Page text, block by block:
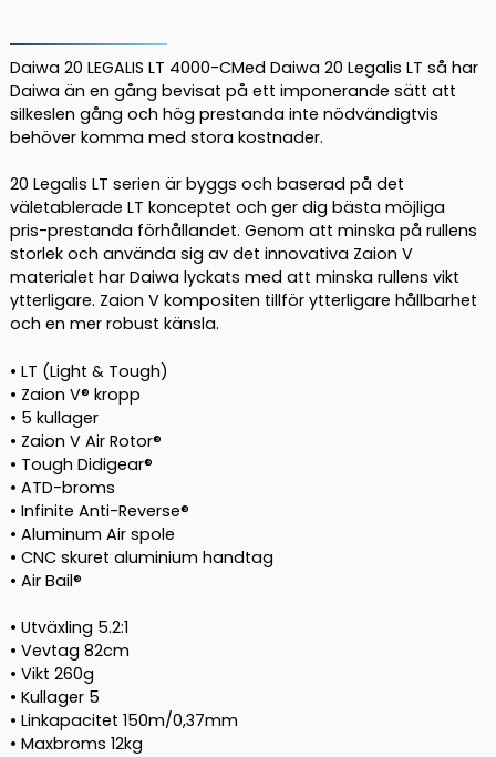
4000C
mängd
Daiwa 20 LEGALIS LT 4000-CMed Daiwa 20 Legalis LT så har
Daiwa än en gång bevisat på ett imponerande sätt att
silkeslen gång och hög prestanda inte nödvändigtvis
behöver komma med stora kostnader.
20 Legalis LT serien är byggs och baserad på det
väletablerade LT konceptet och ger dig bästa möjliga
pris-prestanda förhållandet. Genom att minska på rullens
storlek och använda sig av det innovativa Zaion V
materialet har Daiwa lyckats med att minska rullens vikt
ytterligare. Zaion V kompositen tillför ytterligare hållbarhet
och en mer robust känsla.
• LT (Light & Tough)
• Zaion V® kropp
• 5 kullager
• Zaion V Air Rotor®
• Tough Didigear®
• ATD-broms
• Infinite Anti-Reverse®
• Aluminum Air spole
• CNC skuret aluminium handtag
• Air Bail®
• Utväxling 5.2:1
• Vevtag 82cm
• Vikt 260g
• Kullager 5
• Linkapacitet 150m/0,37mm
• Maxbroms 12kg